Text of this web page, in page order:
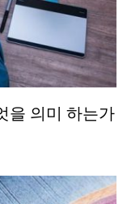
을 의미 하는가